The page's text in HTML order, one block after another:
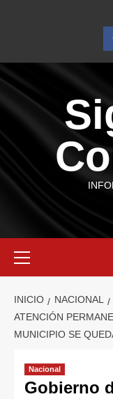
INICIO NACIONAL
ATENCIÓN
MUNICIPIO SE
Nacional
Gobierno